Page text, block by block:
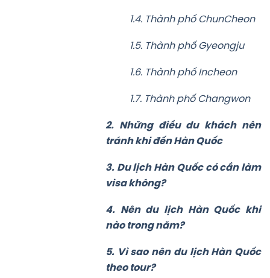
1.4. Thành phố ChunCheon
1.5. Thành phố Gyeongju
1.6. Thành phố Incheon
1.7. Thành phố Changwon
2. Những điều du khách nên
tránh khi đến Hàn Quốc
3. Du lịch Hàn Quốc có cần làm
visa không?
4. Nên du lịch Hàn Quốc khi
nào trong năm?
5. Vì sao nên du lịch Hàn Quốc
theo tour?